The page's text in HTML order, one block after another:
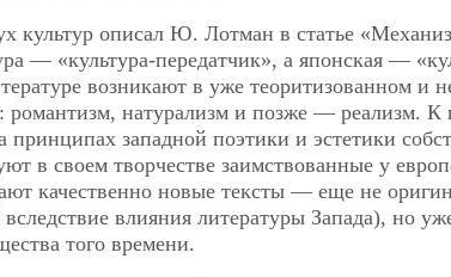
культур описал Ю. Лотман в статье
— «культура-передатчик», а японская —
возникают в уже теоритизованном и
романтизм, натурализм и позже — реализм.
западной поэтики и эстетики
в своем творчестве заимствованные у
качественно новые тексты — еще не
вследствие влияния литературы Запада), но
того времени.